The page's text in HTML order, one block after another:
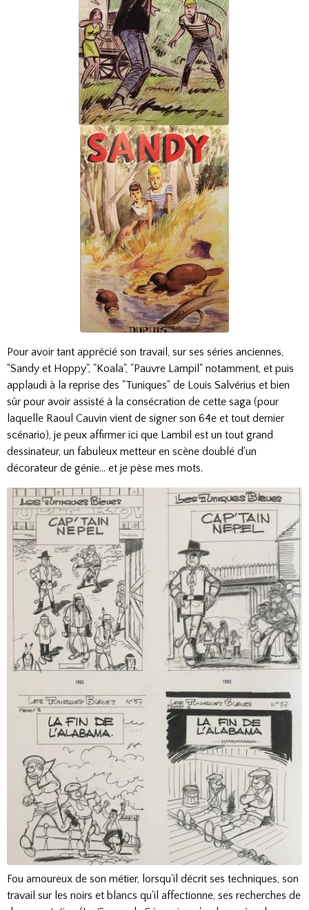
Pour avoir tant apprécié son travail, sur ses séries anciennes,
"Sandy et Hoppy", "Koala", "Pauvre Lampil" notamment, et puis
applaudi à la reprise des "Tuniques" de Louis Salvérius et bien
sûr pour avoir assisté à la consécration de cette saga (pour
laquelle Raoul Cauvin vient de signer son 64e et tout dernier
scénario), je peux affirmer ici que Lambil est un tout grand
dessinateur, un fabuleux metteur en scène doublé d'un
décorateur de génie... et je pèse mes mots.
Fou amoureux de son métier, lorsqu'il décrit ses techniques, son
travail sur les noirs et blancs qu'il affectionne, ses recherches de